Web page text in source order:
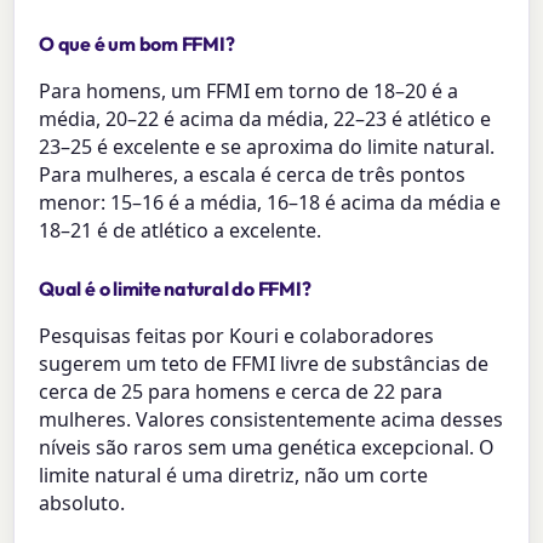
O que é um bom FFMI?
Para homens, um FFMI em torno de 18–20 é a
média, 20–22 é acima da média, 22–23 é atlético e
23–25 é excelente e se aproxima do limite natural.
Para mulheres, a escala é cerca de três pontos
menor: 15–16 é a média, 16–18 é acima da média e
18–21 é de atlético a excelente.
Qual é o limite natural do FFMI?
Pesquisas feitas por Kouri e colaboradores
sugerem um teto de FFMI livre de substâncias de
cerca de 25 para homens e cerca de 22 para
mulheres. Valores consistentemente acima desses
níveis são raros sem uma genética excepcional. O
limite natural é uma diretriz, não um corte
absoluto.